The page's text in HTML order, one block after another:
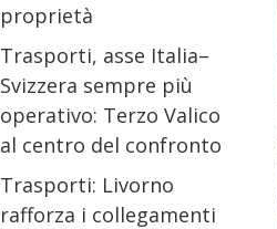
proprietà
Trasporti, asse Italia–
Svizzera sempre più
operativo: Terzo Valico
al centro del confronto
Trasporti: Livorno
rafforza i collegamenti